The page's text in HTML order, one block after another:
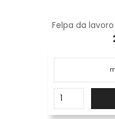
Felpa da